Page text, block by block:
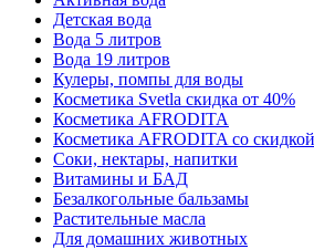
Детская вода
Вода 5 литров
Вода 19 литров
Кулеры, помпы для воды
Косметика Svetla скидка от 40%
Косметика AFRODITA
Косметика AFRODITA со
Соки, нектары, напитки
Витамины и БАД
Безалкогольные бальзамы
Растительные масла
Для домашних животных